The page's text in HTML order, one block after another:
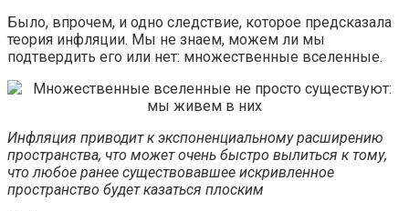
Было, впрочем, и одно следствие, которое предсказала
теория инфляции. Мы не знаем, можем ли мы
подтвердить его или нет: множественные вселенные.
Инфляция приводит к экспоненциальному расширению
пространства, что может очень быстро вылиться к тому,
что любое ранее существовавшее искривленное
пространство будет казаться плоским